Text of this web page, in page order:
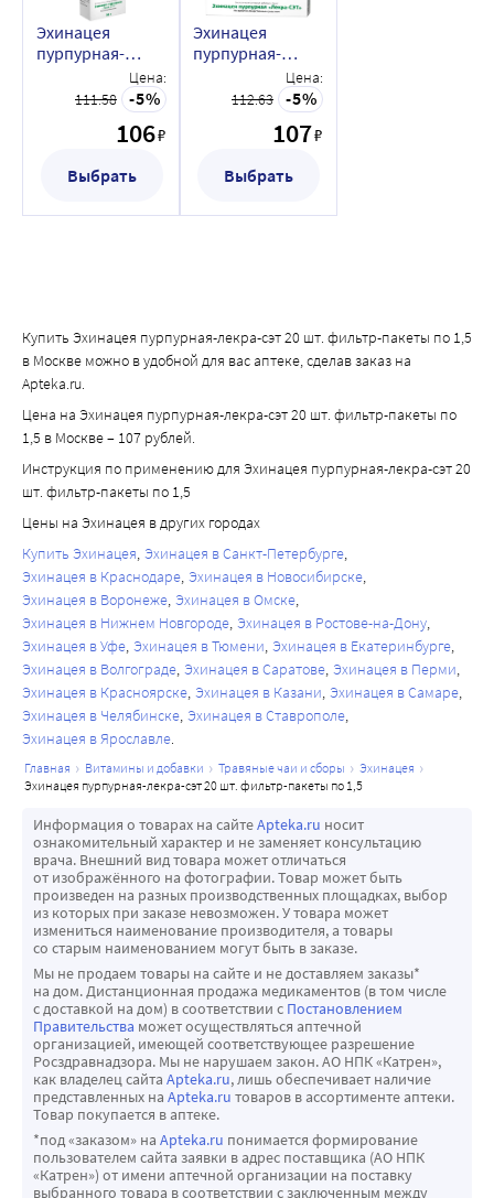
Эхинацея
пурпурная-
лекра-сэт 50 гр
Цена:
111.58
5
106₽
Выбрать
Эхинацея
пурпурная-
лекра-сэт 20 шт.
фильтр-пакеты
Цена:
112.63
5
107₽
Выбрать
Купить Эхинацея пурпурная-лекра-сэт 20 шт. фильтр-пакеты по 1,5
в Москве можно в удобной для вас аптеке, сделав заказ на
Apteka.ru.
Цена на Эхинацея пурпурная-лекра-сэт 20 шт. фильтр-пакеты по
1,5 в Москве – 107 рублей.
Инструкция по применению для Эхинацея пурпурная-лекра-сэт 20
шт. фильтр-пакеты по 1,5
Цены на Эхинацея в других городах
Купить Эхинацея Эхинацея в Санкт-Петербурге
Эхинацея в Краснодаре Эхинацея в Новосибирске
Эхинацея в Воронеже Эхинацея в Омске
Эхинацея в Нижнем Новгороде Эхинацея в Ростове-на-Дону
Эхинацея в Уфе Эхинацея в Тюмени Эхинацея в Екатеринбурге
Эхинацея в Волгограде Эхинацея в Саратове Эхинацея в Перми
Эхинацея в Красноярске Эхинацея в Казани Эхинацея в Самаре
Эхинацея в Челябинске Эхинацея в Ставрополе
Эхинацея в Ярославле
главная витамины и добавки травяные чаи и сборы
эхинацея
эхинацея пурпурная-лекра-сэт 20 шт. фильтр-пакеты по 1,5
Информация о товарах на сайтеApteka.ru носит
ознакомительный характер и не заменяет консультацию
врача. Внешний вид товара может отличаться
от изображённого на фотографии. Товар может быть
произведен на разных производственных площадках, выбор
из которых при заказе невозможен. У товара может
измениться наименование производителя, а товары
со старым наименованием могут быть в заказе.
Мы не продаем товары на сайте и не доставляем заказы*
на дом. Дистанционная продажа медикаментов (в том числе
с доставкой на дом) в соответствии с Постановлением
Правительства может осуществляться аптечной
организацией, имеющей соответствующее разрешение
Росздравнадзора. Мы не нарушаем закон. АО НПК «Катрен»,
как владелец сайта Apteka.ru, лишь обеспечивает наличие
представленных на Apteka.ru товаров в ассортименте аптеки.
Товар покупается в аптеке.
*под «заказом» на Apteka.ru понимается формирование
пользователем сайта заявки в адрес поставщика (АО НПК
«Катрен») от имени аптечной организации на поставку
выбранного товара в соответствии с заключенным между